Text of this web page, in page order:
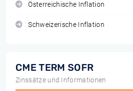
Österreichische Inflation
Schweizerische Inflation
CME TERM SOFR
Zinssätze und Informationen